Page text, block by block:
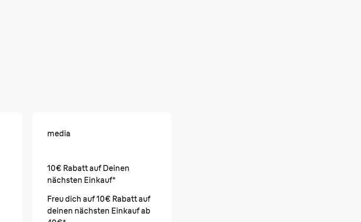
media
10€ Rabatt auf Deinen
nächsten Einkauf*
Freu dich auf 10€ Rabatt auf
deinen nächsten Einkauf ab